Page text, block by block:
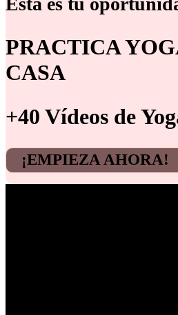
PRACTICA
CASA
+40 Vídeos de
¡EMPIEZA AHORA!